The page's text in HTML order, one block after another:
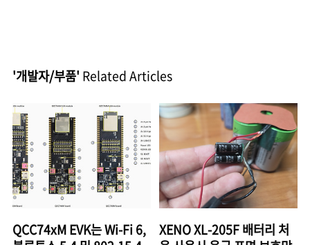
'개발자/부품' Related Articles
QCC74xM EVK는 Wi-Fi 6,
XENO XL-205F 배터리 처